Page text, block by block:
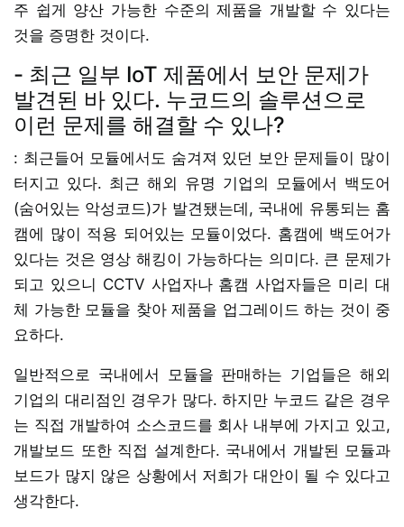
주 쉽게 양산 가능한 수준의 제품을 개발할 수 있다는
것을 증명한 것이다.
- 최근 일부 IoT 제품에서 보안 문제가
발견된 바 있다. 누코드의 솔루션으로
이런 문제를 해결할 수 있나?
: 최근들어 모듈에서도 숨겨져 있던 보안 문제들이 많이
터지고 있다. 최근 해외 유명 기업의 모듈에서 백도어
(숨어있는 악성코드)가 발견됐는데, 국내에 유통되는 홈
캠에 많이 적용 되어있는 모듈이었다. 홈캠에 백도어가
있다는 것은 영상 해킹이 가능하다는 의미다. 큰 문제가
되고 있으니 CCTV 사업자나 홈캠 사업자들은 미리 대
체 가능한 모듈을 찾아 제품을 업그레이드 하는 것이 중
요하다.
일반적으로 국내에서 모듈을 판매하는 기업들은 해외
기업의 대리점인 경우가 많다. 하지만 누코드 같은 경우
는 직접 개발하여 소스코드를 회사 내부에 가지고 있고,
개발보드 또한 직접 설계한다. 국내에서 개발된 모듈과
보드가 많지 않은 상황에서 저희가 대안이 될 수 있다고
생각한다.